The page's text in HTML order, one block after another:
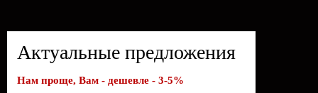
Актуальные предложения
Нам проще, Вам - дешевле - 3-5%